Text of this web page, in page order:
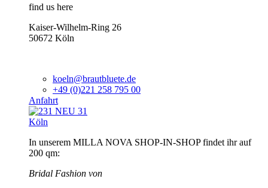
find us here
Kaiser-Wilhelm-Ring 26
50672 Köln
koeln@brautbluete.de
+49 (0)221 258 795 00
Anfahrt
Köln
In unserem MILLA NOVA SHOP-IN-SHOP findet ihr auf
200 qm:
Bridal Fashion von